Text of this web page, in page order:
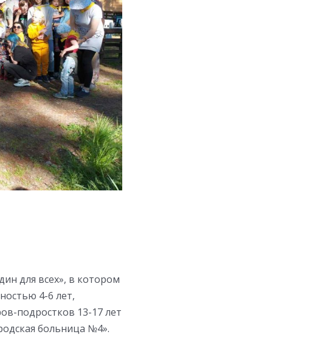
для всех», в котором
4-6 лет,
подростков 13-17 лет
больница №4».